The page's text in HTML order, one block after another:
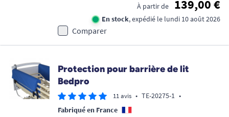
À partir de 139,00 €
En stock, expédié le lundi 10 août 2026
Comparer
Protection pour barrière de lit
Bedpro
11 avis • TE-20275-1 •
Fabriqué en France